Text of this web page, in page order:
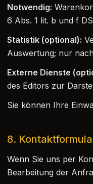
Notwendig:
6 Abs. 1 lit. b und f
Statistik (optional):
Auswertung; nur
Externe Dienste
des Editors zur
Sie können Ihre
8.
Wenn Sie uns per
Bearbeitung der